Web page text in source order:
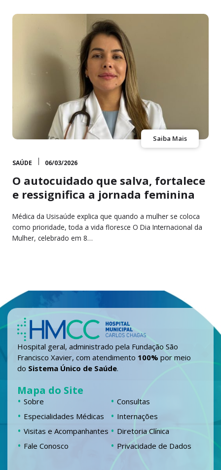
Saiba Mais
SAÚDE 06/03/2026
O autocuidado que salva, fortalece
e ressignifica a jornada feminina
Médica da Usisaúde explica que quando a mulher se coloca
como prioridade, toda a vida floresce O Dia Internacional da
Mulher, celebrado em 8…
Hospital geral, administrado pela Fundação São
Francisco Xavier, com atendimento 100% por meio
do Sistema Único de Saúde.
Mapa do Site
Sobre
Consultas
Especialidades Médicas
Internações
Visitas e Acompanhantes
Diretoria Clínica
Fale Conosco
Privacidade de Dados